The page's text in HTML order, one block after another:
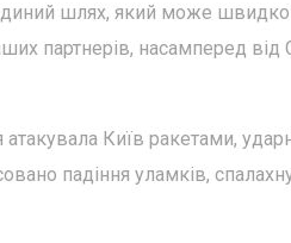
шлях, який може
партнерів, насамперед
Київ ракетами,
падіння уламків,